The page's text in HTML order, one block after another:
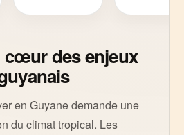
cœur des enjeux
en Guyane demande une
du climat tropical. Les